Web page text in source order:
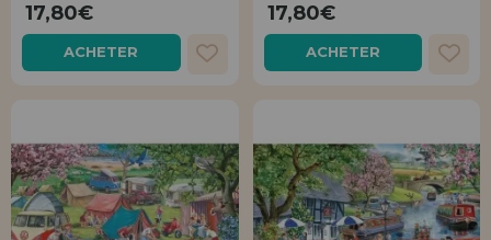
17,80€
ACHETER
17,80€
ACHETER